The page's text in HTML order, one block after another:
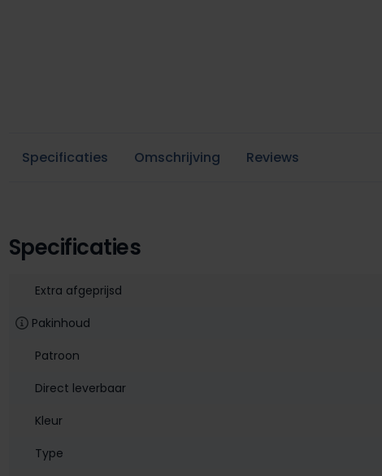
Specificaties Omschrijving Reviews
Specificaties
Extra afgeprijsd
Pakinhoud
Patroon
Direct leverbaar
Kleur
Type